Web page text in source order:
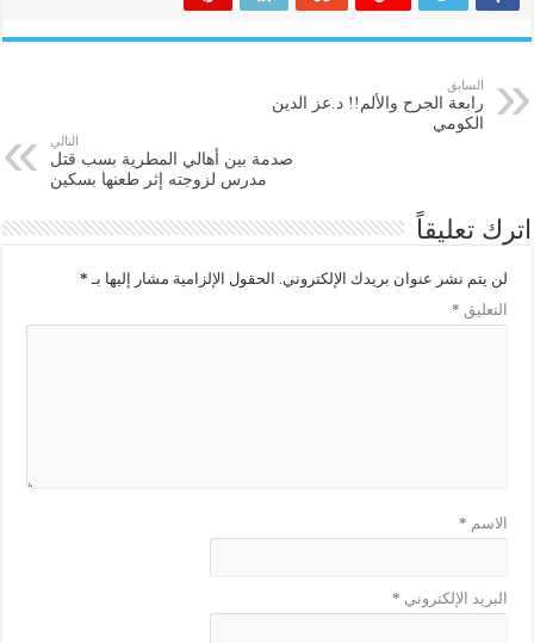
السابق
رابعة الجرح والألم!! د.عز الدين
الكومي
التالي
صدمة بين أهالي المطرية بسب قتل
مدرس لزوجته إثر طعنها بسكين
اترك تعليقاً
لن يتم نشر عنوان بريدك الإلكتروني. الحقول الإلزامية مشار إليها بـ *
التعليق *
الاسم *
البريد الإلكتروني *